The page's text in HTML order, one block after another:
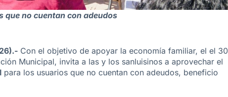
que no cuentan con adeudos
Con el objetivo de apoyar la economía familiar, el el 30
Municipal, invita a las y los sanluisinos a aprovechar el
para los usuarios que no cuentan con adeudos, beneficio